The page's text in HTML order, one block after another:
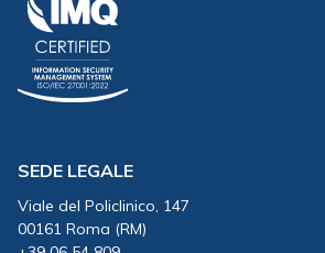
SEDE LEGALE
Viale del Policlinico, 147
00161 Roma (RM)